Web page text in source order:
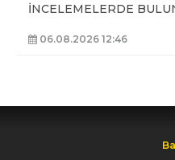
İNCELEMELERDE
06.08.2026 12:46